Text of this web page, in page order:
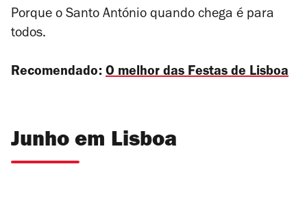
Porque o Santo António quando chega é para
todos.
Recomendado: O melhor das Festas de Lisboa
Junho em Lisboa